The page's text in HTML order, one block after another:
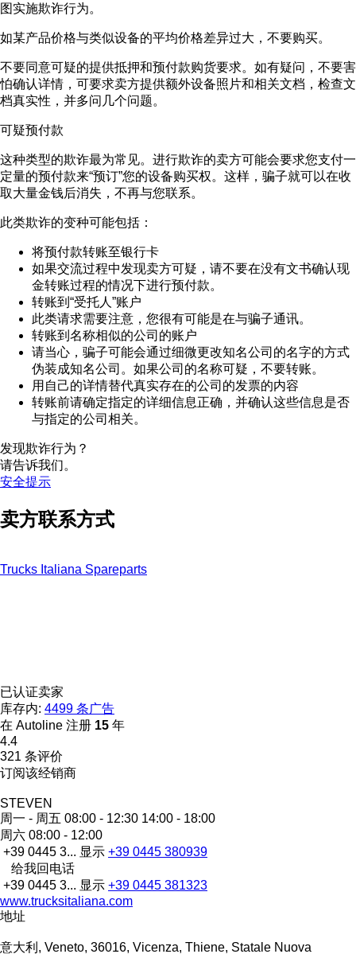
图实施欺诈行为。
如某产品价格与类似设备的平均价格差异过大，不要购买。
不要同意可疑的提供抵押和预付款购货要求。如有疑问，不要害
怕确认详情，可要求卖方提供额外设备照片和相关文档，检查文
档真实性，并多问几个问题。
可疑预付款
这种类型的欺诈最为常见。进行欺诈的卖方可能会要求您支付一
定量的预付款来“预订”您的设备购买权。这样，骗子就可以在收
取大量金钱后消失，不再与您联系。
此类欺诈的变种可能包括：
将预付款转账至银行卡
如果交流过程中发现卖方可疑，请不要在没有文书确认现
金转账过程的情况下进行预付款。
转账到“受托人”账户
此类请求需要注意，您很有可能是在与骗子通讯。
转账到名称相似的公司的账户
请当心，骗子可能会通过细微更改知名公司的名字的方式
伪装成知名公司。如果公司的名称可疑，不要转账。
用自己的详情替代真实存在的公司的发票的内容
转账前请确定指定的详细信息正确，并确认这些信息是否
与指定的公司相关。
发现欺诈行为？
请告诉我们。
安全提示
卖方联系方式
Trucks Italiana Spareparts
已认证卖家
库存内: 4499 条广告
在 Autoline 注册 15 年
4.4
321 条评价
订阅该经销商
STEVEN
周一 - 周五 08:00 - 12:30 14:00 - 18:00
周六 08:00 - 12:00
+39 0445 3... 显示 +39 0445 380939
给我回电话
+39 0445 3... 显示 +39 0445 381323
www.trucksitaliana.com
地址
意大利, Veneto, 36016, Vicenza, Thiene, Statale Nuova